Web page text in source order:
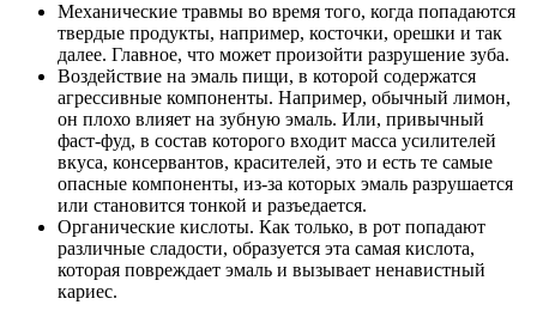
Механические травмы во время того, когда попадаются
твердые продукты, например, косточки, орешки и так
далее. Главное, что может произойти разрушение зуба.
Воздействие на эмаль пищи, в которой содержатся
агрессивные компоненты. Например, обычный лимон,
он плохо влияет на зубную эмаль. Или, привычный
фаст-фуд, в состав которого входит масса усилителей
вкуса, консервантов, красителей, это и есть те самые
опасные компоненты, из-за которых эмаль разрушается
или становится тонкой и разъедается.
Органические кислоты. Как только, в рот попадают
различные сладости, образуется эта самая кислота,
которая повреждает эмаль и вызывает ненавистный
кариес.